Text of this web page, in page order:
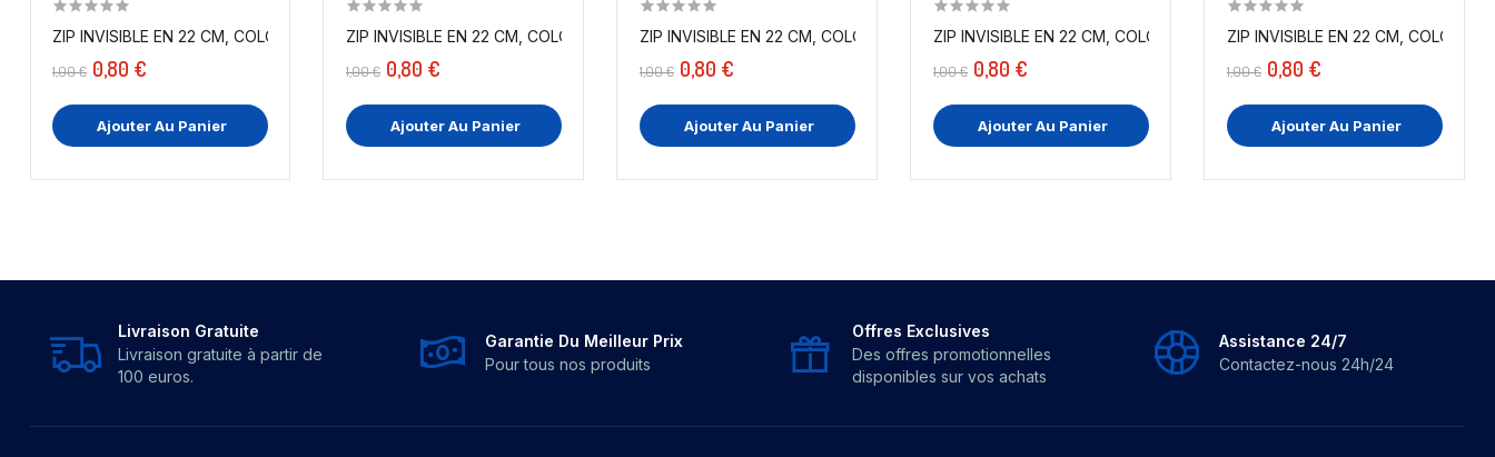
ZIP INVISIBLE EN 22 CM, COLORIS BLEU MARINE ,...
1,00 € 0,80 €
Ajouter Au Panier
ZIP INVISIBLE EN 22 CM, COLORIS VERT ANIS ,...
1,00 € 0,80 €
Ajouter Au Panier
ZIP INVISIBLE EN 22 CM, COLORIS ROSE ,...
1,00 € 0,80 €
Ajouter Au Panier
ZIP INVISIBLE EN 22 CM, COLORIS BORDEAUX...
1,00 € 0,80 €
Ajouter Au Panier
1,00 € 0,80 €
Ajouter Au Panier
Livraison Gratuite
Livraison gratuite à partir de
100 euros.
Garantie Du Meilleur Prix
Pour tous nos produits
Offres Exclusives
Des offres promotionnelles
disponibles sur vos achats
Assistance 24/7
Contactez-nous 24h/24